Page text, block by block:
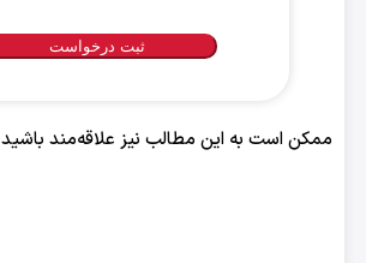
مناسب
برای
شما*
ممکن است به این مطالب نیز علاقه‌مند باشید